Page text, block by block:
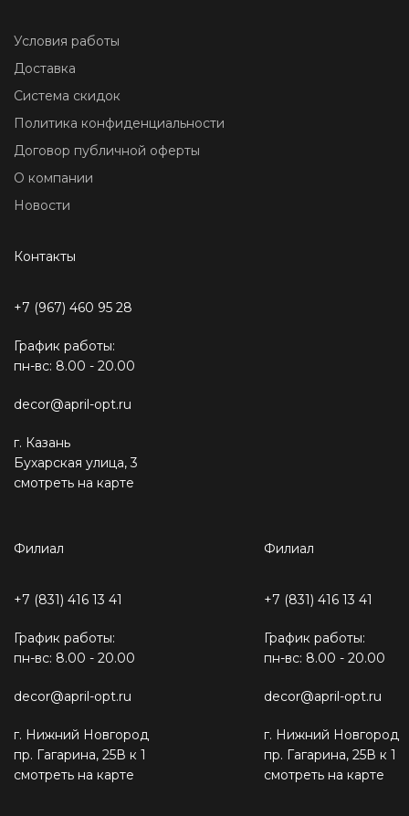
Условия работы
Доставка
Система скидок
Политика конфиденциальности
Договор публичной оферты
О компании
Новости
Контакты
+7 (967) 460 95 28
График работы:
пн-вс: 8.00 - 20.00
decor@april-opt.ru
г. Казань
Бухарская улица, 3
смотреть на карте
Филиал
+7 (831) 416 13 41
График работы:
пн-вс: 8.00 - 20.00
decor@april-opt.ru
г. Нижний Новгород
пр. Гагарина, 25В к 1
смотреть на карте
Филиал
+7 (831) 416 13 41
График работы:
пн-вс: 8.00 - 20.00
decor@april-opt.ru
г. Нижний Новгород
пр. Гагарина, 25В к 1
смотреть на карте